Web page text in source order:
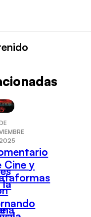
la
Cine y